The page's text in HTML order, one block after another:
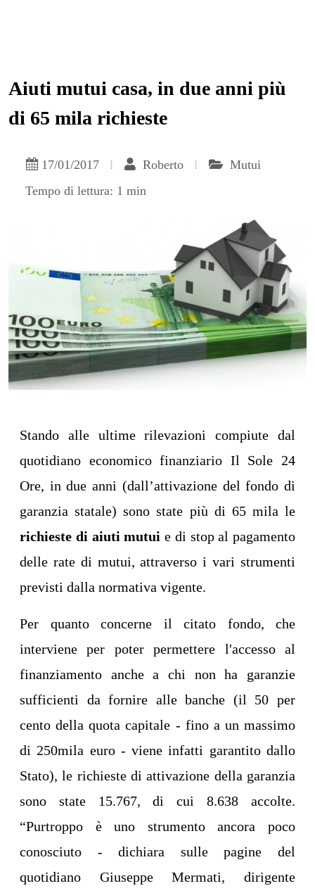
Aiuti mutui casa, in due anni più
di 65 mila richieste
17/01/2017 Roberto
Mutui
Tempo di lettura: 1 min
Stando alle ultime rilevazioni compiute dal
quotidiano economico finanziario Il Sole 24
Ore, in due anni (dall’attivazione del fondo di
garanzia statale) sono state più di 65 mila le
richieste di aiuti mutui e di stop al pagamento
delle rate di mutui, attraverso i vari strumenti
previsti dalla normativa vigente.
Per quanto concerne il citato fondo, che
interviene per poter permettere l'accesso al
finanziamento anche a chi non ha garanzie
sufficienti da fornire alle banche (il 50 per
cento della quota capitale - fino a un massimo
di 250mila euro - viene infatti garantito dallo
Stato), le richieste di attivazione della garanzia
sono state 15.767, di cui 8.638 accolte.
“Purtroppo è uno strumento ancora poco
conosciuto - dichiara sulle pagine del
quotidiano Giuseppe Mermati, dirigente